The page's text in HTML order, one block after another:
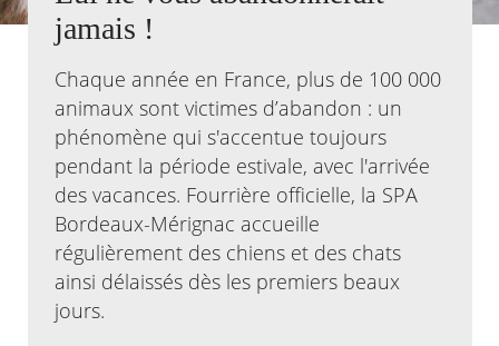
Agenda
Actualités
Kiosque
Espace de services en ligne
Facebook
X Instagram
Youtube
Linkedin
jamais !
Chaque année en France, plus de 100 000
animaux sont victimes d’abandon : un
phénomène qui s'accentue toujours
pendant la période estivale, avec l'arrivée
des vacances. Fourrière officielle, la SPA
Bordeaux-Mérignac accueille
régulièrement des chiens et des chats
ainsi délaissés dès les premiers beaux
jours.